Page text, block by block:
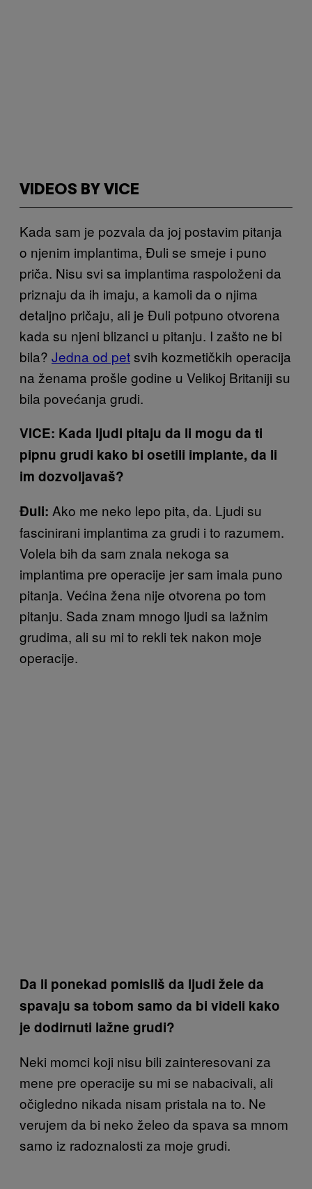
VIDEOS BY VICE
Kada sam je pozvala da joj postavim pitanja
o njenim implantima, Đuli se smeje i puno
priča. Nisu svi sa implantima raspoloženi da
priznaju da ih imaju, a kamoli da o njima
detaljno pričaju, ali je Đuli potpuno otvorena
kada su njeni blizanci u pitanju. I zašto ne bi
bila? Jedna od petsvih kozmetičkih operacija
na ženama prošle godine u Velikoj Britaniji su
bila povećanja grudi.
VICE: Kada ljudi pitaju da li mogu da ti
pipnu grudi kako bi osetili implante, da li
im dozvoljavaš?
Đuli: Ako me neko lepo pita, da. Ljudi su
fascinirani implantima za grudi i to razumem.
Volela bih da sam znala nekoga sa
implantima pre operacije jer sam imala puno
pitanja. Većina žena nije otvorena po tom
pitanju. Sada znam mnogo ljudi sa lažnim
grudima, ali su mi to rekli tek nakon moje
operacije.
Da li ponekad pomisliš da ljudi žele da
spavaju sa tobom samo da bi videli kako
je dodirnuti lažne grudi?
Neki momci koji nisu bili zainteresovani za
mene pre operacije su mi se nabacivali, ali
očigledno nikada nisam pristala na to. Ne
verujem da bi neko želeo da spava sa mnom
samo iz radoznalosti za moje grudi.